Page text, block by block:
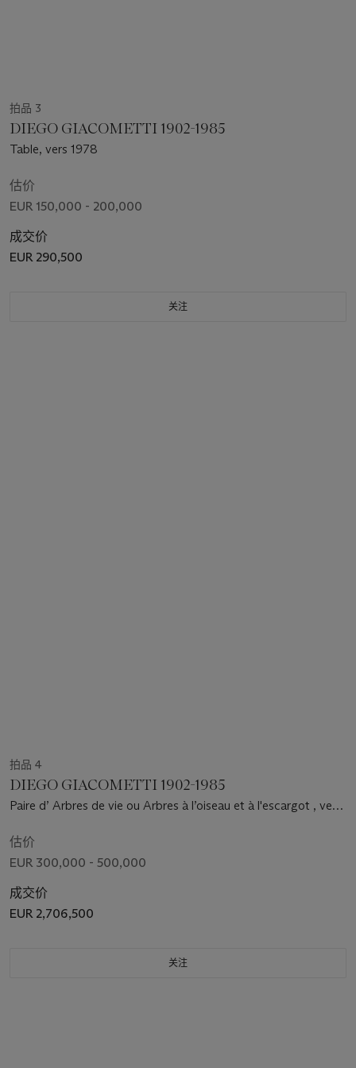
拍品 3
DIEGO GIACOMETTI 1902-1985
Table, vers 1978
估价
EUR 150,000 - 200,000
成交价
EUR 290,500
关注
拍品 4
DIEGO GIACOMETTI 1902-1985
Paire d’ Arbres de vie ou Arbres à l’oiseau et à l'escargot , vers
估价
EUR 300,000 - 500,000
成交价
EUR 2,706,500
关注